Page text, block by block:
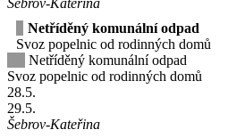
Netříděný komunální odpad
Svoz popelnic od rodinných domů
Netříděný komunální odpad
Svoz popelnic od rodinných domů
28.5.
29.5.
Šebrov-Kateřina